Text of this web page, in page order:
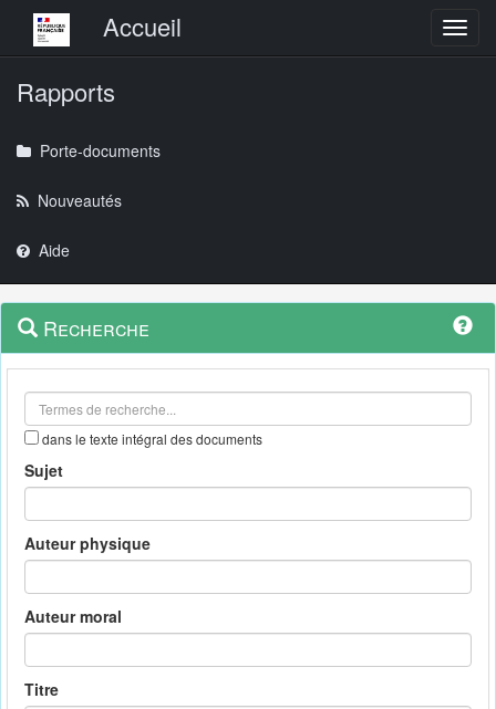
Menu principalAccueil
Rapports
Porte-documents
Nouveautés
Aide
Navigation
outils
Menu
contextuel
Recherche
dans le texte intégral des documents
Sujet
Auteur physique
Auteur moral
Titre